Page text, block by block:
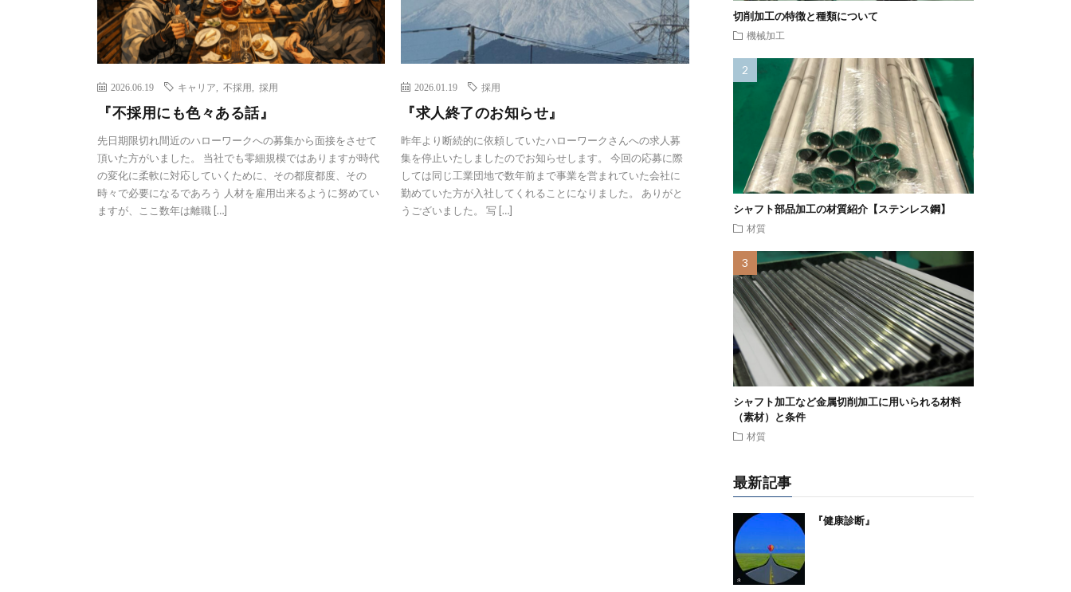
2026.06.19 キャリア 不採用 採用
『不採用にも色々ある話』
先日期限切れ間近のハローワークへの募集から面接をさせて
頂いた方がいました。 当社でも零細規模ではありますが時代
の変化に柔軟に対応していくために、その都度都度、その
時々で必要になるであろう 人材を雇用出来るように努めてい
ますが、ここ数年は離職 […]
2026.01.19 採用
『求人終了のお知らせ』
昨年より断続的に依頼していたハローワークさんへの求人募
集を停止いたしましたのでお知らせします。 今回の応募に際
しては同じ工業団地で数年前まで事業を営まれていた会社に
勤めていた方が入社してくれることになりました。 ありがと
うございました。 写 […]
切削加工の特徴と種類について
機械加工
シャフト部品加工の材質紹介【ステンレス鋼】
材質
シャフト加工など金属切削加工に用いられる材料
（素材）と条件
材質
最新記事
『健康診断』